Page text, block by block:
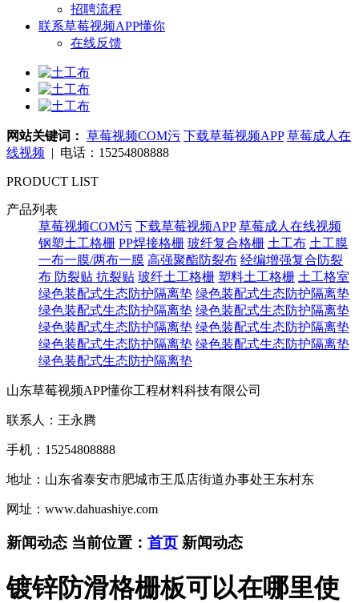
招聘流程
联系草莓视频APP懂你
在线反馈
网站关键词： 草莓视频COM污 下载草莓视频APP 草莓成人在
线视频 | 电话：15254808888
PRODUCT LIST
产品列表
草莓视频COM污 下载草莓视频APP 草莓成人在线视频
钢塑土工格栅 PP焊接格栅 玻纤复合格栅 土工布 土工膜
一布一膜/两布一膜 高强聚酯防裂布 经编增强复合防裂
布 防裂贴 抗裂贴 玻纤土工格栅 塑料土工格栅 土工格室
绿色装配式生态防护隔离垫 绿色装配式生态防护隔离垫
绿色装配式生态防护隔离垫 绿色装配式生态防护隔离垫
绿色装配式生态防护隔离垫 绿色装配式生态防护隔离垫
绿色装配式生态防护隔离垫 绿色装配式生态防护隔离垫
绿色装配式生态防护隔离垫
山东草莓视频APP懂你工程材料科技有限公司
联系人：王永腾
手机：15254808888
地址：山东省泰安市肥城市王瓜店街道办事处王东村东
网址：www.dahuashiye.com
新闻动态 当前位置： 首页 新闻动态
镀锌防滑格栅板可以在哪里使